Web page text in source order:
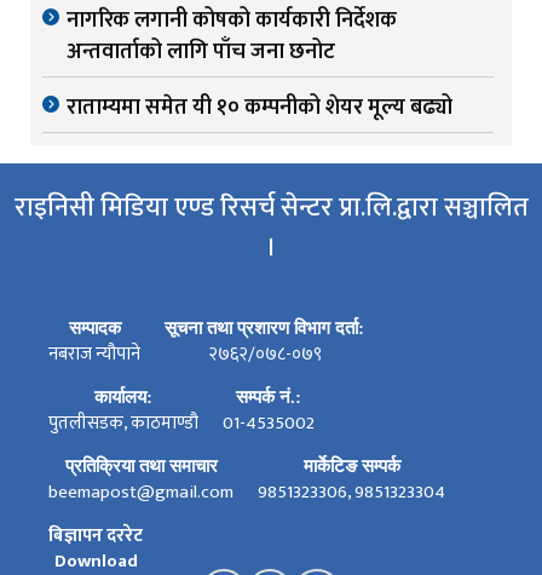
नागरिक लगानी कोषको कार्यकारी निर्देशक
अन्तवार्ताको लागि पाँच जना छनोट
राताम्यमा समेत यी १० कम्पनीको शेयर मूल्य बढ्यो
राइनिसी मिडिया एण्ड रिसर्च सेन्टर प्रा.लि.द्वारा सञ्चालित
।
सम्पादक
नबराज न्यौपाने
सूचना तथा प्रशारण विभाग दर्ता:
२७६२/०७८-०७९
कार्यालय:
पुतलीसडक, काठमाण्डौ
सम्पर्क नं.:
01-4535002
प्रतिक्रिया तथा समाचार
beemapost@gmail.com
मार्केटिङ सम्पर्क
9851323306, 9851323304
बिज्ञापन दररेट
Download